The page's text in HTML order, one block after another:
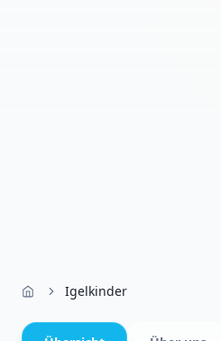
Igelkinder